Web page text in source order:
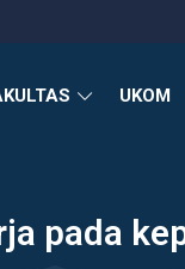
UKOM
pada